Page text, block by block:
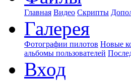
Главная Видео Скрипты
Галерея
Фотографии пилотов Новые
альбомы пользователей
Вход